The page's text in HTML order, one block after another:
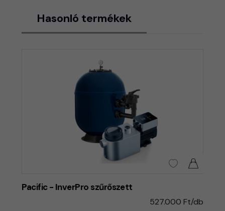
Hasonló termékek
Pacific - InverPro szűrőszett
527.000 Ft/db